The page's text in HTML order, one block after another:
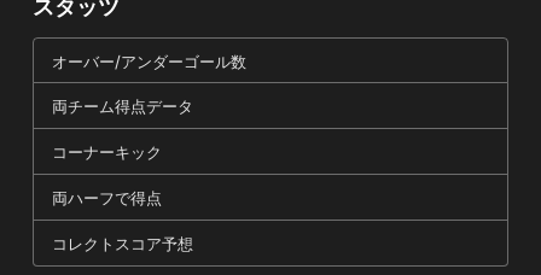
スタッツ
オーバー/アンダーゴール数
両チーム得点データ
コーナーキック
両ハーフで得点
コレクトスコア予想